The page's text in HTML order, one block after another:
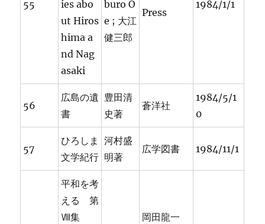
55
ies abo
ut Hiros
hima a
nd Nag
asaki
buro O
e ; 大江
健三郎
Press
1984/1/1
56
広島の遺
書
豊田清
史著
蒼洋社
1984/5/1
0
57
ひろしま
文学紀行
河村盛
明著
広学図書 1984/11/1
平和を考
える 第
Ⅷ集
岡田龍一